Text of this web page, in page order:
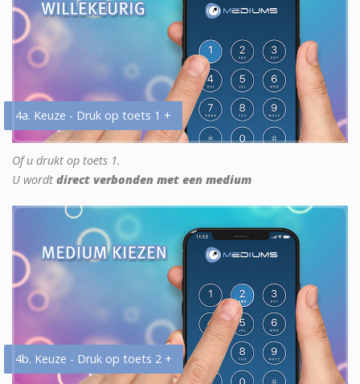
4a. Keuze - Druk op toets 1 +
Of u drukt op toets 1.
U wordt direct verbonden met een medium
4b. Keuze - Druk op toets 2 +